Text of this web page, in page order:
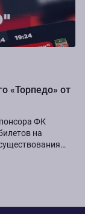
«Торпедо» от
ФК
на